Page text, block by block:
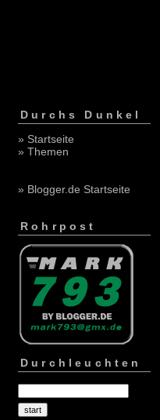
Durchs Dunkel
» Startseite
» Themen
» Blogger.de Startseite
Rohrpost
Durchleuchten